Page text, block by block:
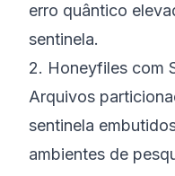
erro quântico
sentinela.
2. Honeyfiles com
Arquivos
sentinela
ambientes de